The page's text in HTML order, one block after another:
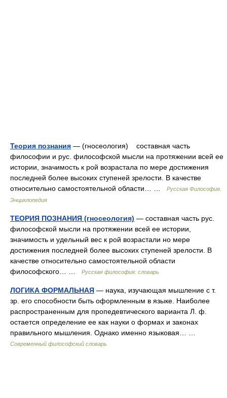
Теория познания — (гносеология) составная часть
философии и рус. философской мысли на протяжении всей ее
истории, значимость к рой возрастала по мере достижения
последней более высоких ступеней зрелости. В качестве
относительно самостоятельной области… …
Русская Философия.
Энциклопедия
ТЕОРИЯ ПОЗНАНИЯ (гносеология) — составная часть рус.
философской мысли на протяжении всей ее истории,
значимость и удельный вес к рой возрастали но мере
достижения последней более высоких ступеней зрелости. В
качестве относительно самостоятельной области
философского… …
Русская философия: словарь
ЛОГИКА ФОРМАЛЬНАЯ — наука, изучающая мышление с т.
зр. его способности быть оформленным в языке. Наиболее
распространенным для пропедевтического варианта Л. ф.
остается определение ее как науки о формах и законах
правильного мышления. Однако именно языковая… …
Современный философский словарь